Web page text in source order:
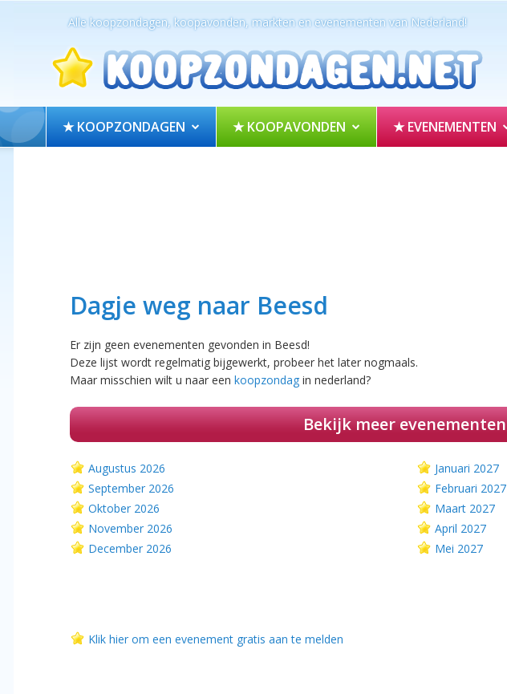
Alle koopzondagen, koopavonden, markten en evenementen van Nederland!
★ KOOPZONDAGEN ★ KOOPAVONDEN ★ EVENEMENTEN
Dagje weg naar Beesd
Er zijn geen evenementen gevonden in Beesd!
Deze lijst wordt regelmatig bijgewerkt, probeer het later nogmaals.
Maar misschien wilt u naar een koopzondag in nederland?
Bekijk meer evenementen
Augustus 2026
September 2026
Oktober 2026
November 2026
December 2026
Januari 2027
Februari 2027
Maart 2027
April 2027
Mei 2027
Klik hier om een evenement gratis aan te melden